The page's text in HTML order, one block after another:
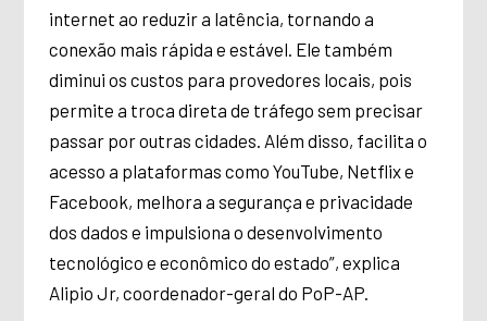
internet ao reduzir a latência, tornando a
conexão mais rápida e estável. Ele também
diminui os custos para provedores locais, pois
permite a troca direta de tráfego sem precisar
passar por outras cidades. Além disso, facilita o
acesso a plataformas como YouTube, Netflix e
Facebook, melhora a segurança e privacidade
dos dados e impulsiona o desenvolvimento
tecnológico e econômico do estado”, explica
Alipio Jr, coordenador-geral do PoP-AP.